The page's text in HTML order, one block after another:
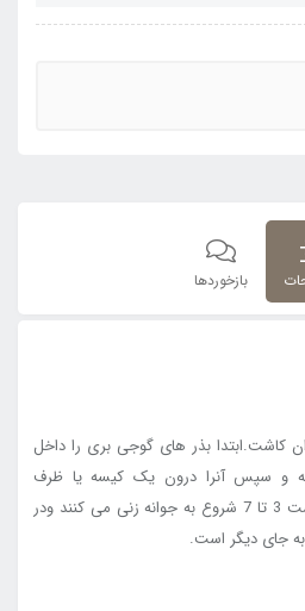
بازخوردها
کاشت.ابتدا بذر های گوجی بری را داخل
و سپس آنرا درون یک کیسه یا ظرف
پلاستیکی قرار دهید.بعد از گذشت 3 تا 7 شروع به جوانه زنی می کنند ودر